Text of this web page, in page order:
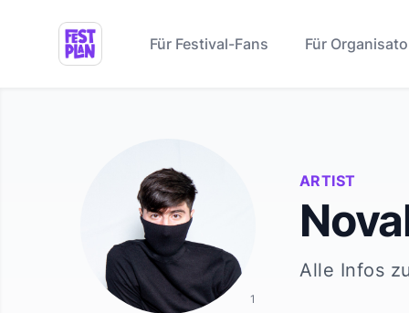
Für Festival-Fans Für
ARTIST
Alle Infos
1